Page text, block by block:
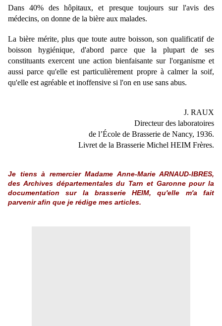
Dans 40% des hôpitaux, et presque toujours sur l'avis des
médecins, on donne de la bière aux malades.
La bière mérite, plus que toute autre boisson, son qualificatif de
boisson hygiénique, d'abord parce que la plupart de ses
constituants exercent une action bienfaisante sur l'organisme et
aussi parce qu'elle est particulièrement propre à calmer la soif,
qu'elle est agréable et inoffensive si l'on en use sans abus.
J. RAUX
Directeur des laboratoires
de l’École de Brasserie de Nancy, 1936.
Livret de la Brasserie Michel HEIM Frères.
Je tiens à remercier Madame Anne-Marie ARNAUD-IBRES,
des Archives départementales du Tarn et Garonne pour la
documentation sur la brasserie HEIM, qu'elle m'a fait
parvenir afin que je rédige mes articles.